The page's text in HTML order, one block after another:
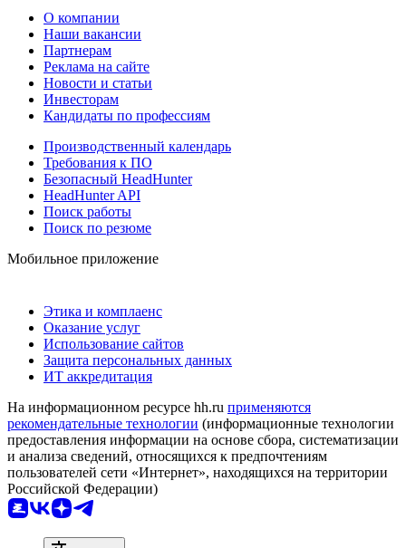
О компании
Наши вакансии
Партнерам
Реклама на сайте
Новости и статьи
Инвесторам
Кандидаты по профессиям
Производственный календарь
Требования к ПО
Безопасный HeadHunter
HeadHunter API
Поиск работы
Поиск по резюме
Мобильное приложение
Этика и комплаенс
Оказание услуг
Использование сайтов
Защита персональных данных
ИТ аккредитация
На информационном ресурсе hh.ru применяются
рекомендательные технологии (информационные технологии
предоставления информации на основе сбора, систематизации
и анализа сведений, относящихся к предпочтениям
пользователей сети «Интернет», находящихся на территории
Российской Федерации)